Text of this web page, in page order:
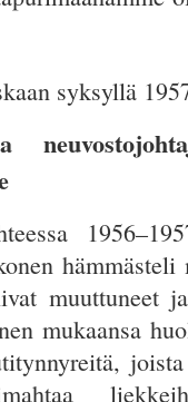
syksyllä
muuttuneet
mukaansa